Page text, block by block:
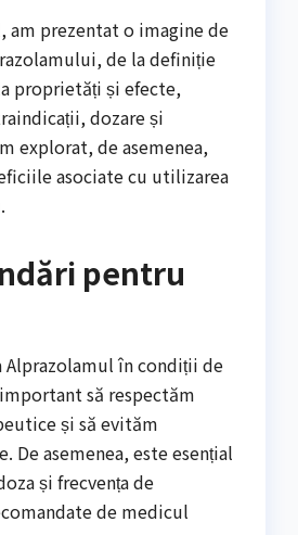
am prezentat o imagine de
de la definiție
proprietăți și efecte,
dozare și
explorat, de asemenea,
asociate cu utilizarea
pentru
în condiții de
să respectăm
și să evităm
De asemenea, este esențial
și frecvența de
de medicul